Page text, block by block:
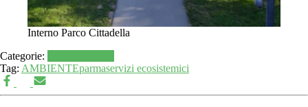
Interno Parco Cittadella
Categorie:
Tag: AMBIENTEparmaservizi ecosistemici